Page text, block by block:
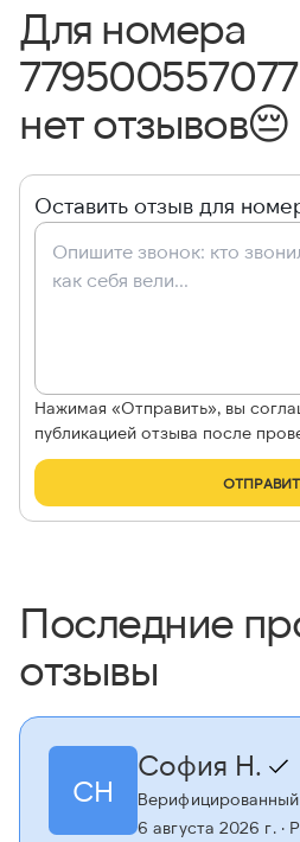
Для номера
нет отзывов😔
Оставить отзыв для
Нажимая «Отправить», вы
публикацией отзыва после
Последние
отзывы
СН
София Н.
6 августа 2026 г.·